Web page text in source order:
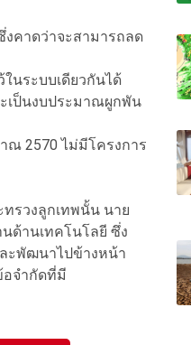
คาดว่าจะสามารถลด
นระบบเดียวกันได้
เป็นงบประมาณผูกพัน
ณ 2570 ไม่มีโครงการ
รวงลูกเทพนั้น นาย
ด้านเทคโนโลยี ซึ่ง
ะพัฒนาไปข้างหน้า
อจำกัดที่มี